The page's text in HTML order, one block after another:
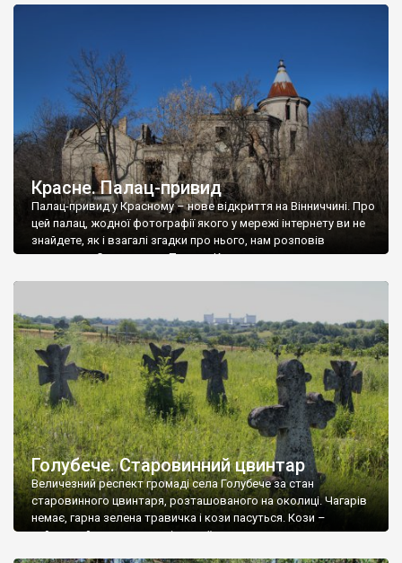
Красне. Палац-привид
Палац-привид у Красному – нове відкриття на Вінниччині. Про
цей палац, жодної фотографії якого у мережі інтернету ви не
знайдете, як і взагалі згадки про нього, нам розповів
мешканець Самгородка. Палац у Красному вразив не лише
Голубече. Старовинний цвинтар
Величезний респект громаді села Голубече за стан
старовинного цвинтаря, розташованого на околиці. Чагарів
немає, гарна зелена травичка і кози пасуться. Кози –
найкращий регулятор шкідливої, для старих кладовищ,